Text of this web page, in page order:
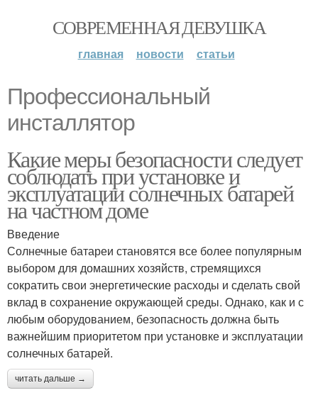
СОВРЕМЕННАЯ ДЕВУШКА
главная новости статьи
Профессиональный
инсталлятор
Какие меры безопасности следует
соблюдать при установке и
эксплуатации солнечных батарей
на частном доме
Введение
Солнечные батареи становятся все более популярным
выбором для домашних хозяйств, стремящихся
сократить свои энергетические расходы и сделать свой
вклад в сохранение окружающей среды. Однако, как и с
любым оборудованием, безопасность должна быть
важнейшим приоритетом при установке и эксплуатации
солнечных батарей.
читать дальше →